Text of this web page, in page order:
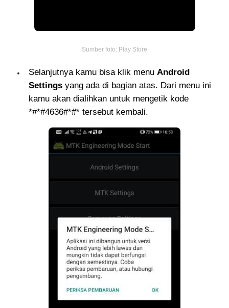
Sumber foto: Play Store
Selanjutnya kamu bisa klik menu Android
Settings yang ada di bagian atas. Dari menu ini
kamu akan dialihkan untuk mengetik kode
*#*#4636#*#* tersebut kembali.